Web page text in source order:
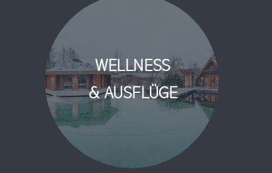
WELLNESS
& AUSFLÜGE